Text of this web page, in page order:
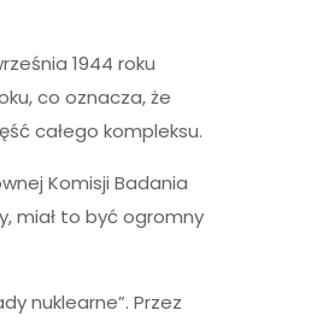
1944 roku
co oznacza, że
całego kompleksu.
Komisji Badania
miał to być ogromny
nuklearne”. Przez